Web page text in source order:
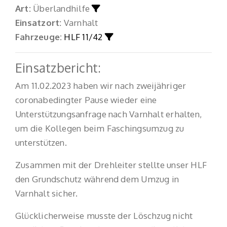
Art:Überlandhilfe
Einsatzort: Varnhalt
Fahrzeuge: HLF 11/42
Einsatzbericht:
Am 11.02.2023 haben wir nach zweijähriger
coronabedingter Pause wieder eine
Unterstützungsanfrage nach Varnhalt erhalten,
um die Kollegen beim Faschingsumzug zu
unterstützen.
Zusammen mit der Drehleiter stellte unser HLF
den Grundschutz während dem Umzug in
Varnhalt sicher.
Glücklicherweise musste der Löschzug nicht